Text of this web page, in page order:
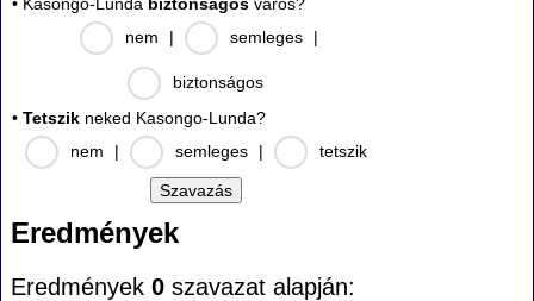
nem
| semleges |
biztonságos
• Tetszik neked Kasongo-Lunda?
nem
| semleges | tetszik
Eredmények
Eredmények 0 szavazat alapján: